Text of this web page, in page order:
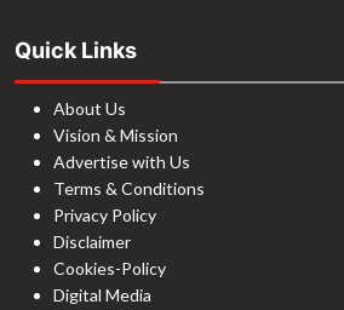
Quick Links
About Us
Vision & Mission
Advertise with Us
Terms & Conditions
Privacy Policy
Disclaimer
Cookies-Policy
Digital Media